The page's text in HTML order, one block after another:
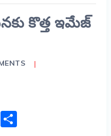
కొత్త ఇమేజ్
Share